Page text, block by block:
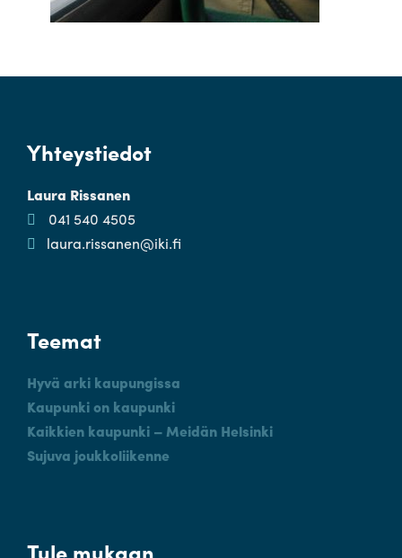
Yhteystiedot
Laura Rissanen
041 540 4505
laura.rissanen@iki.fi
Teemat
Hyvä arki kaupungissa
Kaupunki on kaupunki
Kaikkien kaupunki – Meidän Helsinki
Sujuva joukkoliikenne
Tule mukaan